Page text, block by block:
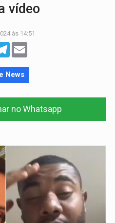
vídeo
às 14:51
Telegram
News
no Whatsapp